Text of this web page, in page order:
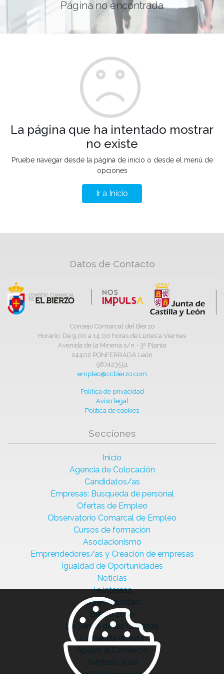
Página no encontrada
La página que ha intentado mostrar
no existe
Pruebe navegar desde la página de inicio o desde el menú de
opciones
Ir a Inicio
Datos de Contacto
Consejo Comarcal del Bierzo
Horario: De 9,00 a 14,00 horas de Lunes a Viernes
Avenida de la Minería s/n - 3ª Planta
24402 PONFERRADA León
987423551
empleo@ccbierzo.com
Política de privacidad
Aviso legal
Política de cookies
Secciones
Inicio
Agencia de Colocación
Candidatos/as
Empresas: Búsqueda de personal
Ofertas de Empleo
Observatorio Comarcal de Empleo
Cursos de formación
Asociacionismo
Emprendedores/as y Creación de empresas
Igualdad de Oportunidades
Noticias
Te interesa
Ciberseguridad
Bierzo 2030
La Senda de las Cantinas
Comanda en ruta
Apoyo al Comercio
Territorio Azul